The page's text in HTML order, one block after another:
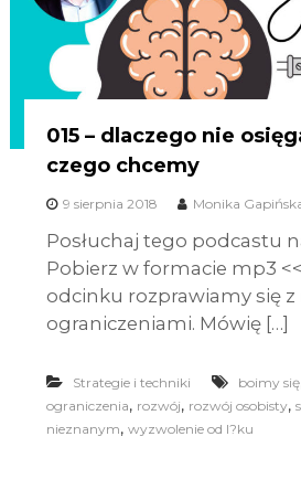
015 – dlaczego nie
czego chcemy
9 sierpnia 2018 Monika
Posłuchaj tego podcastu
Pobierz w formacie mp3
odcinku rozprawiamy się z
ograniczeniami. Mówię […]
Strategie i techniki boimy się
ograniczenia, rozwój, rozwój osobisty,
nieznanym, wyzwolenie od l?ku